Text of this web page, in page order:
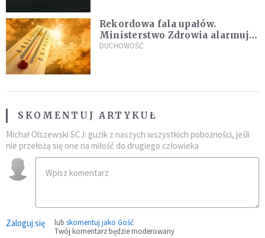
Rekordowa fala upałów.
Ministerstwo Zdrowia alarmuje
po doświadczeniach z czerwca
DUCHOWOŚĆ
SKOMENTUJ ARTYKUŁ
Michał Olszewski SCJ: guzik z naszych wszystkich pobożności, jeśli
nie przełożą się one na miłość do drugiego człowieka
Zaloguj się lub skomentuj jako Gość
Twój komentarz będzie moderowany